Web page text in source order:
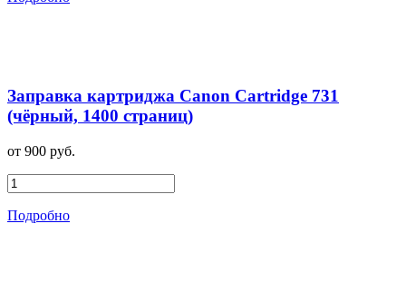
Заправка картриджа Canon Cartridge 731
(чёрный, 1400 страниц)
от 900 руб.
Подробно